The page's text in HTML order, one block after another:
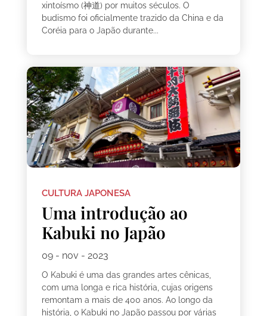
xintoísmo (神道) por muitos séculos. O
budismo foi oficialmente trazido da China e da
Coréia para o Japão durante...
CULTURA JAPONESA
Uma introdução ao
Kabuki no Japão
09 - nov - 2023
O Kabuki é uma das grandes artes cênicas,
com uma longa e rica história, cujas origens
remontam a mais de 400 anos. Ao longo da
história, o Kabuki no Japão passou por várias